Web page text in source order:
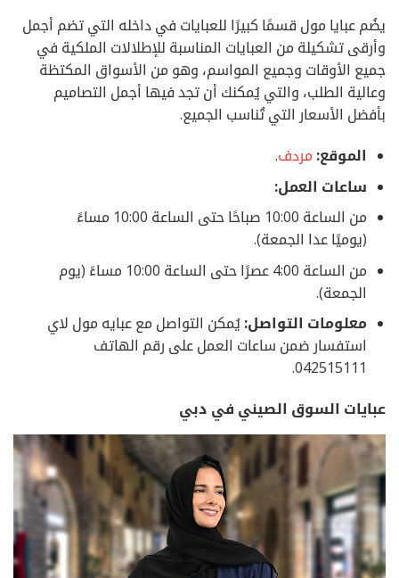
يضُم عبايا مول قسمًا كبيرًا للعبايات في داخله التي تضم أجمل
وأرقى تشكيلة من العبايات المناسبة للإطلالات الملكية في
جميع الأوقات وجميع المواسم، وهو من الأسواق المكتظة
وعالية الطلب، والتي يُمكنك أن تجد فيها أجمل التصاميم
بأفضل الأسعار التي تُناسب الجميع.
الموقع:مردف.
ساعات العمل:
من الساعة 10:00 صباحًا حتى الساعة 10:00 مساءً
(يوميًا عدا الجمعة).
من الساعة 4:00 عصرًا حتى الساعة 10:00 مساءً (يوم
الجمعة).
معلومات التواصل:يُمكن التواصل مع عبايه مول لاي
استفسار ضمن ساعات العمل على رقم الهاتف
042515111.
عبايات السوق الصيني في دبي